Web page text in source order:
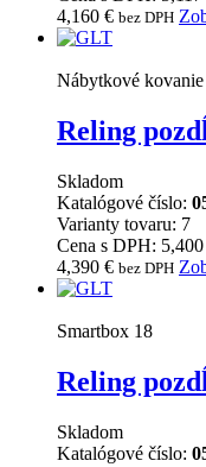
4,160 € bez DPH
Nábytkové kovanie
Reling
Skladom
Katalógové číslo:
Varianty tovaru: 7
Cena s DPH:
4,390 € bez DPH
Smartbox 18
Reling
Skladom
Katalógové číslo: